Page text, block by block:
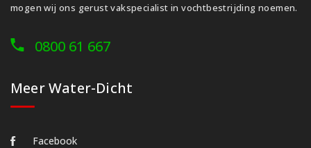
mogen wij ons gerust vakspecialist in vochtbestrijding noemen.
0800 61 667
Meer Water-Dicht
Facebook